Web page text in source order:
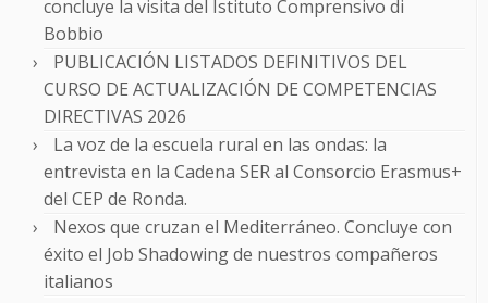
concluye la visita del Istituto Comprensivo di
Bobbio
PUBLICACIÓN LISTADOS DEFINITIVOS DEL
CURSO DE ACTUALIZACIÓN DE COMPETENCIAS
DIRECTIVAS 2026
La voz de la escuela rural en las ondas: la
entrevista en la Cadena SER al Consorcio Erasmus+
del CEP de Ronda.
Nexos que cruzan el Mediterráneo. Concluye con
éxito el Job Shadowing de nuestros compañeros
italianos